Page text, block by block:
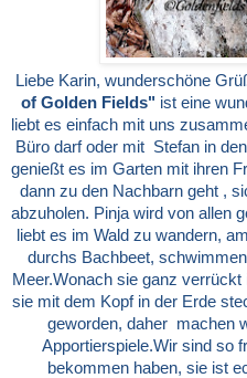
Liebe Karin, wunderschöne
of Golden Fields" ist eine
liebt es einfach mit uns
Büro darf oder mit Stefan in
genießt es im Garten mit ihren
dann zu den Nachbarn geht ,
abzuholen. Pinja wird von allen
liebt es im Wald zu wandern,
durchs Bachbeet,
Meer.Wonach sie ganz
sie mit dem Kopf in der Erde
geworden, daher machen
Apportierspiele.Wir sind so
bekommen haben, sie ist